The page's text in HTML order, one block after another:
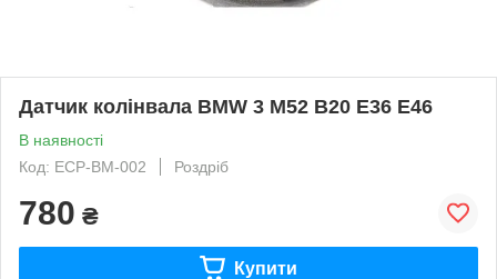
Датчик колінвала BMW 3 M52 B20 E36 E46
В наявності
Код: ECP-BM-002
Роздріб
780 ₴
Купити